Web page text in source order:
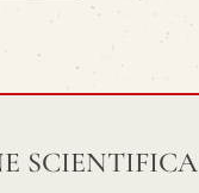
SCIENTIFICA